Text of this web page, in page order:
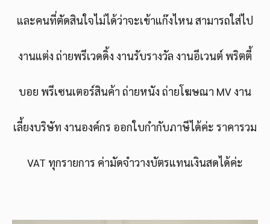
และคนที่ตัดสินใจไม่ได้ว่าจะเข้าแก๊งไหน สามารถใส่ไป
งานแต่ง ถ่ายพรีเวดดิ้ง งานรับรางวัล งานอีเวนต์ พริตตี้
บอย พรีเซนเตอร์สินค้า ถ่ายหนัง ถ่ายโฆษณา MV งาน
เลี้ยงบริษัท งานองค์กร ออกใบกำกับภาษีได้ค่ะ ราคารวม
VAT ทุกรายการ ค่ามัดจำวางบัตรแทนเงินสดได้ค่ะ